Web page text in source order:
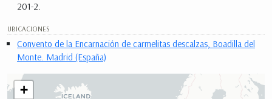
201-2.
UBICACIONES
Convento de la Encarnación de carmelitas descalzas, Boadilla del
Monte. Madrid (España)
+